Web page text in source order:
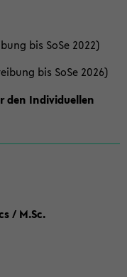
bis SoSe 2022)
bis SoSe 2026)
den Individuellen
/ M.Sc.